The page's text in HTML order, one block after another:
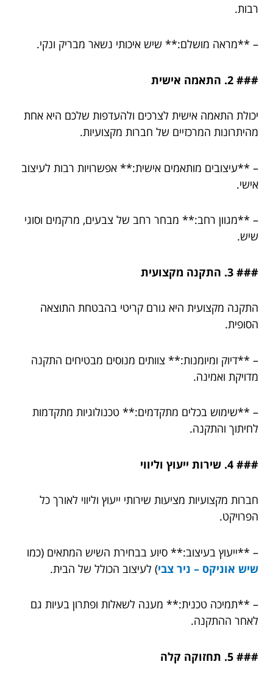
רבות.
– **מראה מושלם:** שיש איכותי נשאר מבריק ונקי.
### 2. התאמה אישית
יכולת התאמה אישית לצרכים ולהעדפות שלכם היא אחת
מהיתרונות המרכזיים של חברות מקצועיות.
– **עיצובים מותאמים אישית:** אפשרויות רבות לעיצוב
אישי.
– **מגוון רחב:** מבחר רחב של צבעים, מרקמים וסוגי
שיש.
### 3. התקנה מקצועית
התקנה מקצועית היא גורם קריטי בהבטחת התוצאה
הסופית.
– **דיוק ומיומנות:** צוותים מנוסים מבטיחים התקנה
מדויקת ואמינה.
– **שימוש בכלים מתקדמים:** טכנולוגיות מתקדמות
לחיתוך והתקנה.
### 4. שירות ייעוץ וליווי
חברות מקצועיות מציעות שירותי ייעוץ וליווי לאורך כל
הפרויקט.
– **ייעוץ בעיצוב:** סיוע בבחירת השיש המתאים (כמו
שיש אוניקס – ניר צבי) לעיצוב הכולל של הבית.
– **תמיכה טכנית:** מענה לשאלות ופתרון בעיות גם
לאחר ההתקנה.
### 5. תחזוקה קלה